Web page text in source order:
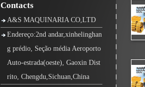
Contacts
A&S MAQUINARIA CO,LTD
Endereço:2nd andar,xinhelinghan
g prédio, Seção média Aeroporto
Auto-estrada(oeste), Gaoxin Dist
rito, Chengdu,Sichuan,China